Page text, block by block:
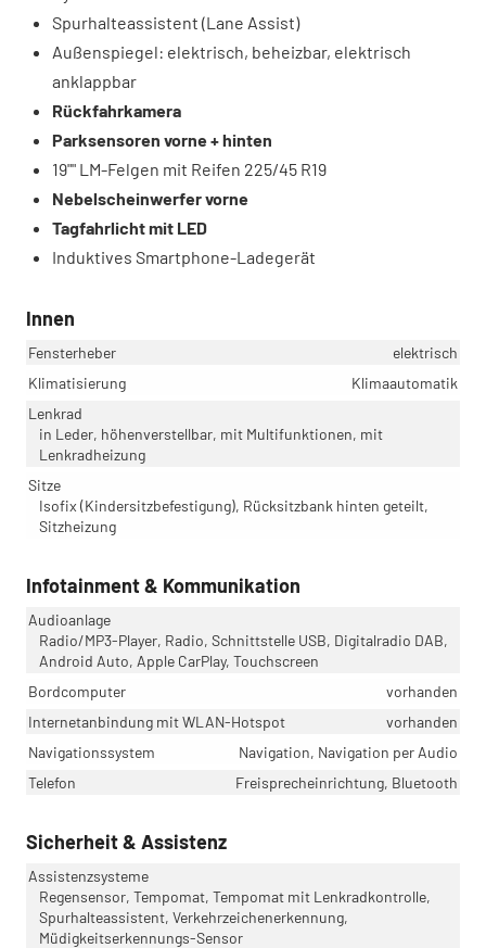
Spurhalteassistent (Lane Assist)
Außenspiegel: elektrisch, beheizbar, elektrisch
anklappbar
Rückfahrkamera
Parksensoren vorne + hinten
19"" LM-Felgen mit Reifen 225/45 R19
Nebelscheinwerfer vorne
Tagfahrlicht mit LED
Induktives Smartphone-Ladegerät
Innen
Fensterheber
elektrisch
Klimatisierung
Klimaautomatik
Lenkrad
in Leder, höhenverstellbar, mit Multifunktionen, mit
Lenkradheizung
Sitze
Isofix (Kindersitzbefestigung), Rücksitzbank hinten geteilt,
Sitzheizung
Infotainment & Kommunikation
Audioanlage
Radio/MP3-Player, Radio, Schnittstelle USB, Digitalradio DAB,
Android Auto, Apple CarPlay, Touchscreen
Bordcomputer
vorhanden
Internetanbindung mit WLAN-Hotspot
vorhanden
Navigationssystem
Navigation, Navigation per Audio
Telefon
Freisprecheinrichtung, Bluetooth
Sicherheit & Assistenz
Assistenzsysteme
Regensensor, Tempomat, Tempomat mit Lenkradkontrolle,
Spurhalteassistent, Verkehrzeichenerkennung,
Müdigkeitserkennungs-Sensor